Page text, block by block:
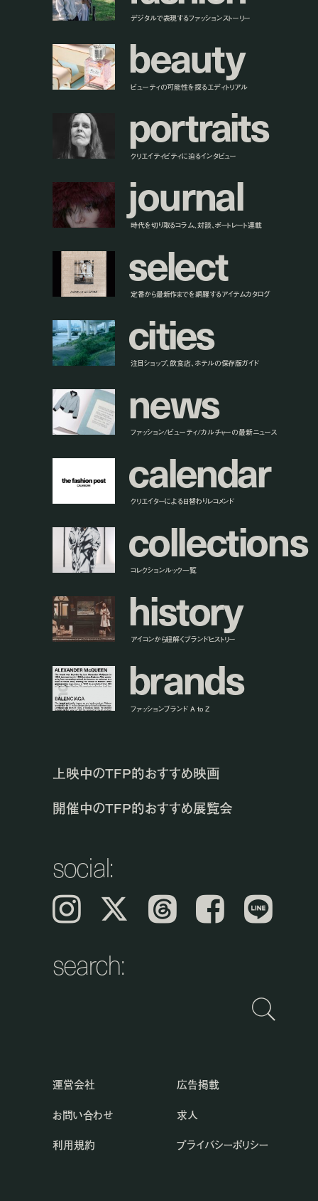
デジタルで表現するファッションストーリー
beauty
ビューティの可能性を探るエディトリアル
portraits
クリエイティビティに迫るインタビュー
journal
時代を切り取るコラム、対談、ポートレート連載
select
定番から最新作までを網羅するアイテムカタログ
cities
注目ショップ、飲食店、ホテルの保存版ガイド
news
ファッション/ビューティ/カルチャーの最新ニュース
calendar
クリエイターによる日替わりレコメンド
collections
コレクションルック一覧
history
アイコンから紐解くブランドヒストリー
brands
ファッションブランド A to Z
上映中のTFP的おすすめ映画
開催中のTFP的おすすめ展覧会
social:
Instagram 𝕏 Threads Facebook LINE
search:
運営会社
広告掲載
お問い合わせ
求人
利用規約 プライバシーポリシー